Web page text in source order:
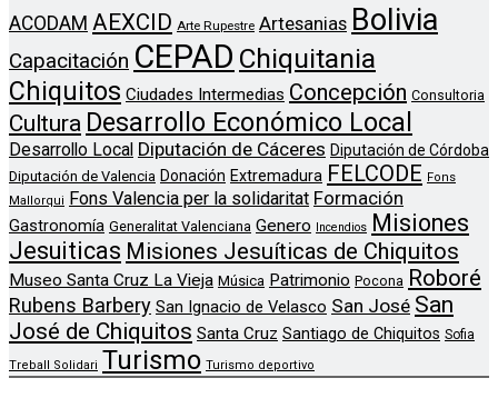
ACODAM AEXCID Arte Rupestre Artesanias Bolivia
Capacitación CEPAD Chiquitania
Chiquitos Ciudades Intermedias Concepción Consultoria
Cultura Desarrollo Económico Local
Desarrollo Local Diputación de Cáceres Diputación de Córdoba
Diputación de Valencia Donación Extremadura FELCODE Fons
Mallorqui Fons Valencia per la solidaritat Formación
Gastronomía Generalitat Valenciana Genero Incendios Misiones
Jesuiticas Misiones Jesuíticas de Chiquitos
Museo Santa Cruz La Vieja Música Patrimonio Pocona Roboré
Rubens Barbery San Ignacio de Velasco San José San
José de Chiquitos Santa Cruz Santiago de Chiquitos Sofia
Treball Solidari Turismo Turismo deportivo